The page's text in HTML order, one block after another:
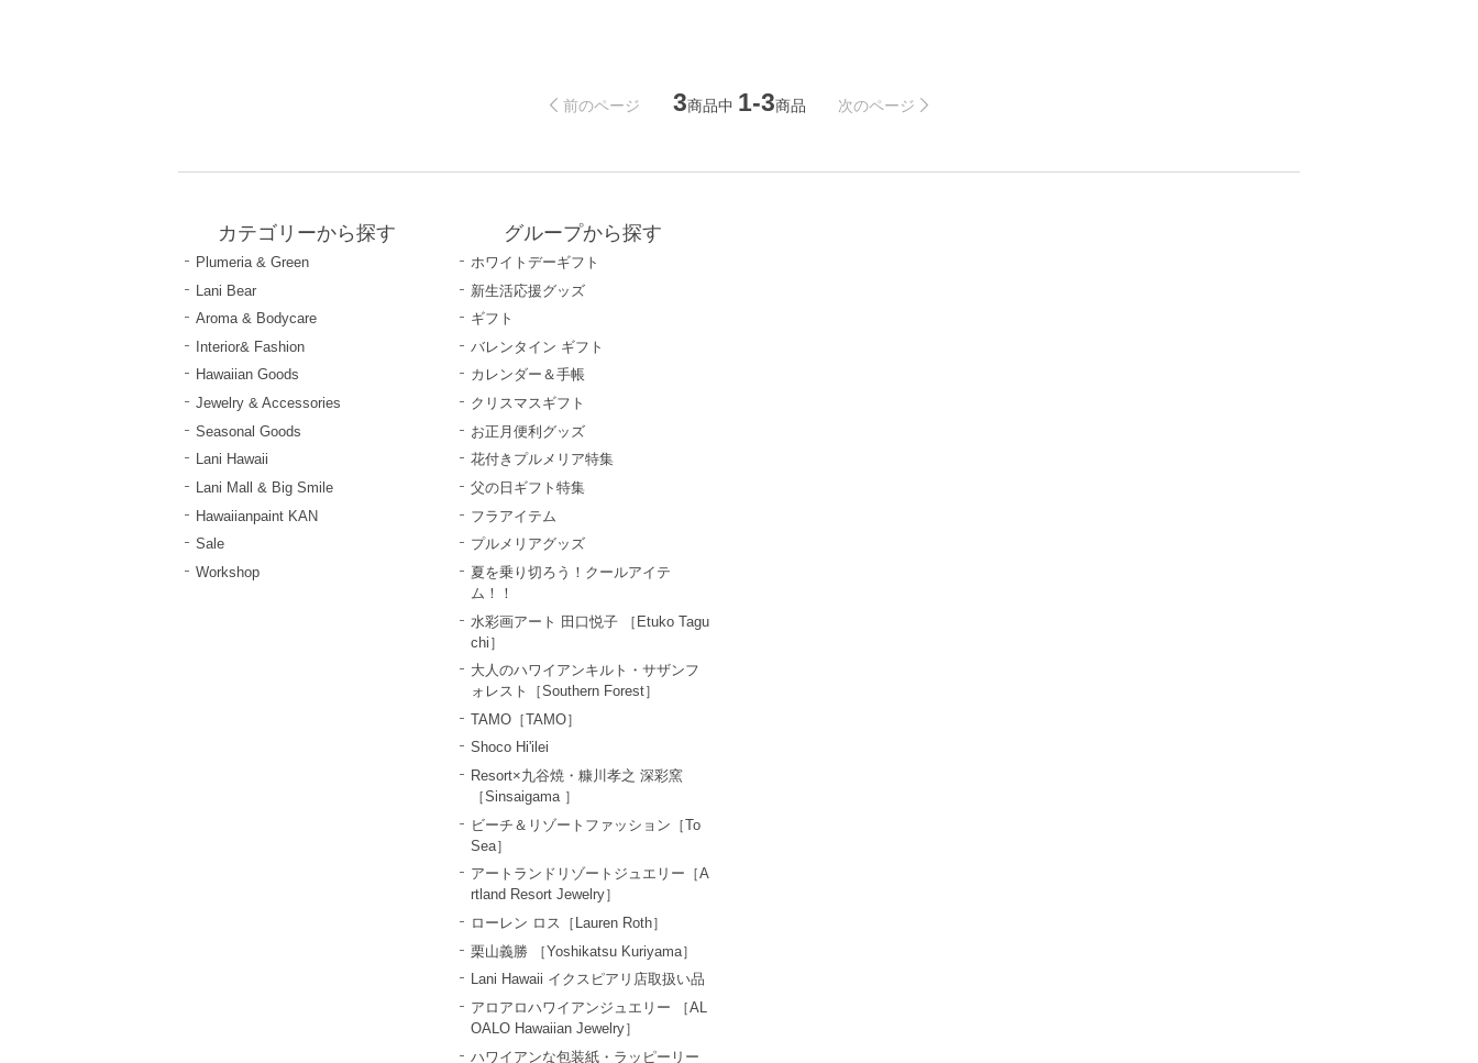
前のページ 3商品中 1-3商品 次のページ
カテゴリーから探す
Plumeria & Green
Lani Bear
Aroma & Bodycare
Interior& Fashion
Hawaiian Goods
Jewelry & Accessories
Seasonal Goods
Lani Hawaii
Lani Mall & Big Smile
Hawaiianpaint KAN
Sale
Workshop
グループから探す
ホワイトデーギフト
新生活応援グッズ
ギフト
バレンタイン ギフト
カレンダー＆手帳
クリスマスギフト
お正月便利グッズ
花付きプルメリア特集
父の日ギフト特集
フラアイテム
プルメリアグッズ
夏を乗り切ろう！クールアイテ
ム！！
水彩画アート 田口悦子 ［Etuko Tagu
chi］
大人のハワイアンキルト・サザンフ
ォレスト［Southern Forest］
TAMO［TAMO］
Shoco Hi'ilei
Resort×九谷焼・糠川孝之 深彩窯
［Sinsaigama ］
ビーチ＆リゾートファッション［To
Sea］
アートランドリゾートジュエリー［A
rtland Resort Jewelry］
ローレン ロス［Lauren Roth］
栗山義勝 ［Yoshikatsu Kuriyama］
Lani Hawaii イクスピアリ店取扱い品
アロアロハワイアンジュエリー ［AL
OALO Hawaiian Jewelry］
ハワイアンな包装紙・ラッピーリー